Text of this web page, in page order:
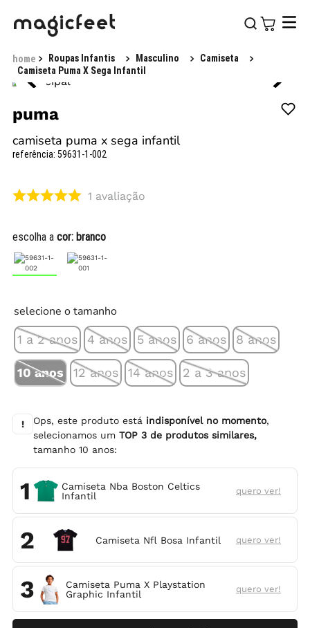
Roupas Infantis Masculino
Camiseta
Camiseta Puma X Sega Infantil
puma
camiseta puma x sega infantil
referência: 59631-1-002
1 avaliação
escolha a cor: branco
selecione o tamanho
1 a 2 anos 4 anos 5 anos 6 anos 8 anos
10 anos 12 anos 14 anos 2 a 3 anos
! Ops, este produto está indisponível no momento,
selecionamos um TOP 3de produtos similares,
tamanho 10 anos:
1
Camiseta Nba Boston Celtics
Infantil
quero ver!
2 Camiseta Nfl Bosa Infantil quero ver!
3
Camiseta Puma X Playstation
Graphic Infantil
quero ver!